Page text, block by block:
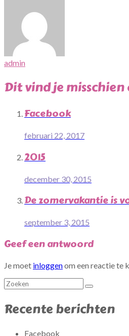
admin
Dit vind je
Facebook
februari 22, 2017
2015
december 30, 2015
De zomervakantie is
september 3, 2015
Geef een antwoord
Je moet inloggenom een reactie te
Recente berichten
Facebook